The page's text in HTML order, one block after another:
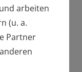
arbeiten
(u. a.
Partner
DIE